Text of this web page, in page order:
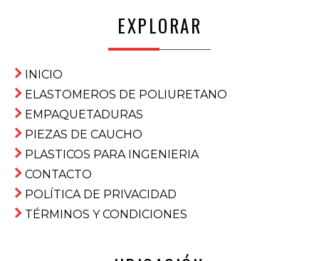
EXPLORAR
INICIO
ELASTOMEROS DE POLIURETANO
EMPAQUETADURAS
PIEZAS DE CAUCHO
PLASTICOS PARA INGENIERIA
CONTACTO
POLÍTICA DE PRIVACIDAD
TÉRMINOS Y CONDICIONES